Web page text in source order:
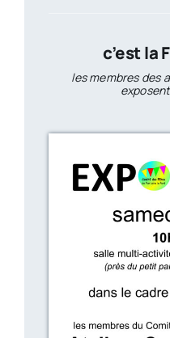
c’est la
les membres des